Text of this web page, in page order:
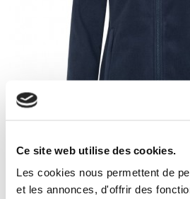
Ce site web utilise des cookies.
Les cookies nous permettent de
et les annonces, d'offrir des
Women`s Canvas
66,00 €